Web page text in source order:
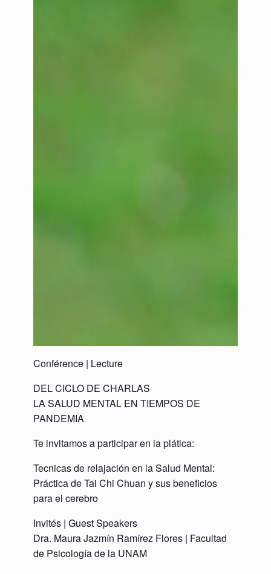
Conférence | Lecture
DEL CICLO DE CHARLAS
LA SALUD MENTAL EN TIEMPOS DE
PANDEMIA
Te invitamos a participar en la plática:
Tecnicas de relajación en la Salud Mental:
Práctica de Tai Chi Chuan y sus beneficios
para el cerebro
Invités | Guest Speakers
Dra. Maura Jazmín Ramírez Flores | Facultad
de Psicología de la UNAM